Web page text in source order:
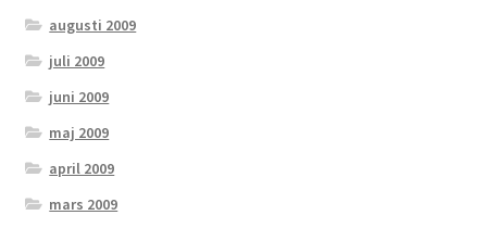
augusti 2009
juli 2009
juni 2009
maj 2009
april 2009
mars 2009